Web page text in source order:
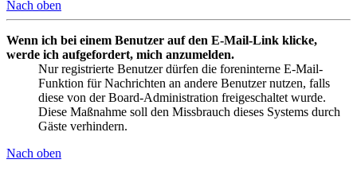
Nach oben
Wenn ich bei einem Benutzer auf den E-Mail-Link klicke,
werde ich aufgefordert, mich anzumelden.
Nur registrierte Benutzer dürfen die foreninterne E-Mail-
Funktion für Nachrichten an andere Benutzer nutzen, falls
diese von der Board-Administration freigeschaltet wurde.
Diese Maßnahme soll den Missbrauch dieses Systems durch
Gäste verhindern.
Nach oben